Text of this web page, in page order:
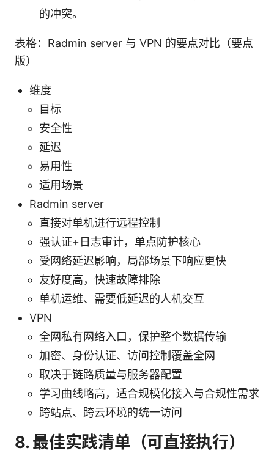
的冲突。
表格：Radmin server 与 VPN 的要点对比（要点
版）
维度
目标
安全性
延迟
易用性
适用场景
Radmin server
直接对单机进行远程控制
强认证+日志审计，单点防护核心
受网络延迟影响，局部场景下响应更快
友好度高，快速故障排除
单机运维、需要低延迟的人机交互
VPN
全网私有网络入口，保护整个数据传输
加密、身份认证、访问控制覆盖全网
取决于链路质量与服务器配置
学习曲线略高，适合规模化接入与合规性需求
跨站点、跨云环境的统一访问
8. 最佳实践清单（可直接执行）